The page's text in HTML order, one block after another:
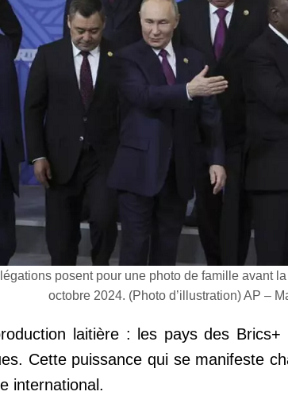
posent pour une photo de famille avant
octobre 2024. (Photo d’illustration) AP –
laitière : les pays des Brics+
Cette puissance qui se manifeste
international.